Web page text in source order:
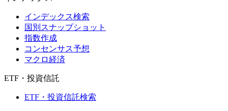
インデックス検索
国別スナップショット
指数作成
コンセンサス予想
マクロ経済
ETF・投資信託
ETF・投資信託検索